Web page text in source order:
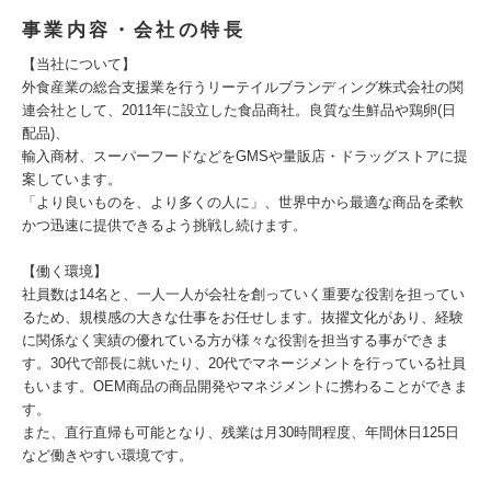
事業内容・会社の特長
【当社について】
外食産業の総合支援業を行うリーテイルブランディング株式会社の関
連会社として、2011年に設立した食品商社。良質な生鮮品や鶏卵(日
配品)、
輸入商材、スーパーフードなどをGMSや量販店・ドラッグストアに提
案しています。
「より良いものを、より多くの人に」、世界中から最適な商品を柔軟
かつ迅速に提供できるよう挑戦し続けます。
【働く環境】
社員数は14名と、一人一人が会社を創っていく重要な役割を担ってい
るため、規模感の大きな仕事をお任せします。抜擢文化があり、経験
に関係なく実績の優れている方が様々な役割を担当する事ができま
す。30代で部長に就いたり、20代でマネージメントを行っている社員
もいます。OEM商品の商品開発やマネジメントに携わることができま
す。
また、直行直帰も可能となり、残業は月30時間程度、年間休日125日
など働きやすい環境です。